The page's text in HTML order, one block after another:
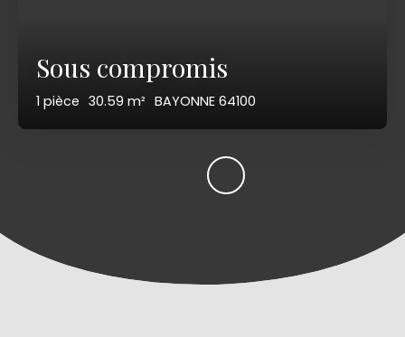
Sous compromis
1 pièce 30.59 m² BAYONNE 64100